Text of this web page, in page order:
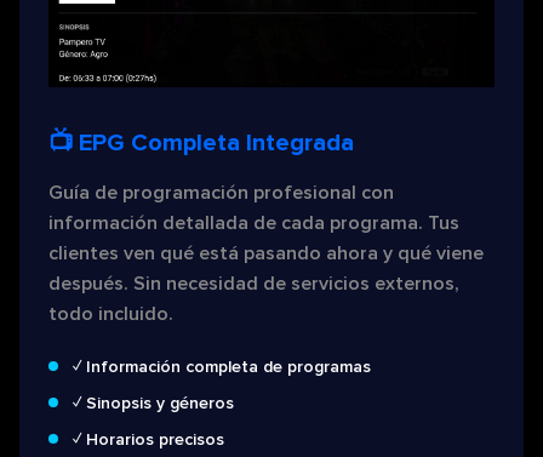
📺 EPG Completa Integrada
Guía de programación profesional con
información detallada de cada programa. Tus
clientes ven qué está pasando ahora y qué viene
después. Sin necesidad de servicios externos,
todo incluido.
✓ Información completa de programas
✓ Sinopsis y géneros
✓ Horarios precisos